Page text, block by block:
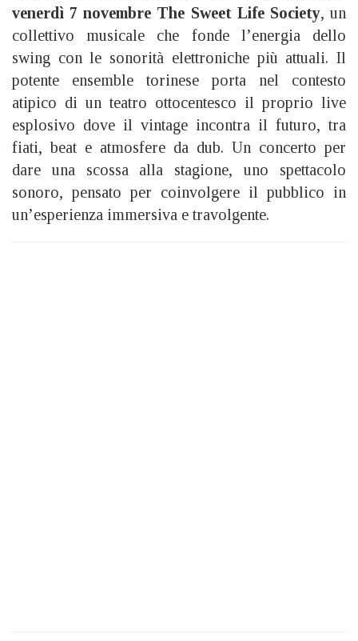
venerdì 7 novembre The Sweet Life Society, un
collettivo musicale che fonde l’energia dello
swing con le sonorità elettroniche più attuali. Il
potente ensemble torinese porta nel contesto
atipico di un teatro ottocentesco il proprio live
esplosivo dove il vintage incontra il futuro, tra
fiati, beat e atmosfere da dub. Un concerto per
dare una scossa alla stagione, uno spettacolo
sonoro, pensato per coinvolgere il pubblico in
un’esperienza immersiva e travolgente.